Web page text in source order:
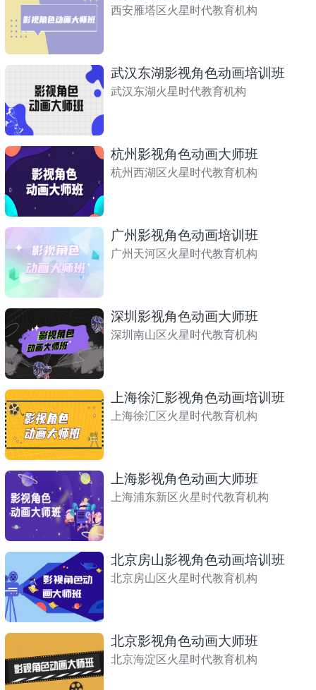
西安雁塔区火星时代教育机构
武汉东湖影视角色动画培训班
武汉东湖火星时代教育机构
杭州影视角色动画大师班
杭州西湖区火星时代教育机构
广州影视角色动画培训班
广州天河区火星时代教育机构
深圳影视角色动画大师班
深圳南山区火星时代教育机构
上海徐汇影视角色动画培训班
上海徐汇区火星时代教育机构
上海影视角色动画大师班
上海浦东新区火星时代教育机构
北京房山影视角色动画培训班
北京房山区火星时代教育机构
北京影视角色动画大师班
北京海淀区火星时代教育机构